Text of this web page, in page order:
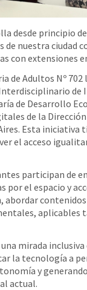
desde principio
nuestra ciudad
con extensiones
de Adultos Nº
de
de Desarrollo
de la
Esta
el acceso
participan de
el espacio y
aplicables
mirada
la tecnología a
y
actual.